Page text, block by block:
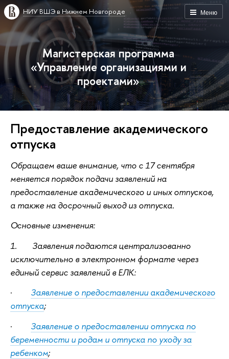
Меню
НИУ ВШЭ в Нижнем Новгороде
Магистерская программа
«Управление организациями и
проектами»
Предоставление академического
отпуска
Обращаем ваше внимание, что с 17 сентября
меняется порядок подачи заявлений на
предоставление академического и иных отпусков,
а также на досрочный выход из отпуска.
Основные изменения:
1. Заявления подаются централизованно
исключительно в электронном формате через
единый сервис заявлений в ЕЛК:
· Заявление о предоставлении академического
отпуска;
· Заявление о предоставлении отпуска по
беременности и родам и отпуска по уходу за
ребенком;